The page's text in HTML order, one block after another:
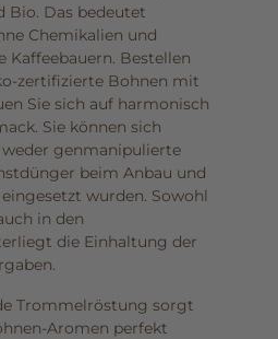
Bio. Das bedeutet
Chemikalien und
Kaffeebauern. Bestellen
zertifizierte Bohnen mit
Sie sich auf harmonisch
Sie können sich
weder genmanipulierte
beim Anbau und
wurden. Sowohl
in den
die Einhaltung der
Trommelröstung sorgt
Aromen perfekt